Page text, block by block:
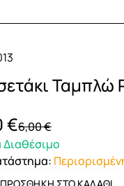
Ταμπλώ
€6,00 €
:
ΠΡΟΣΘΗΚΗ ΣΤΟ ΚΑΛΑΘΙ